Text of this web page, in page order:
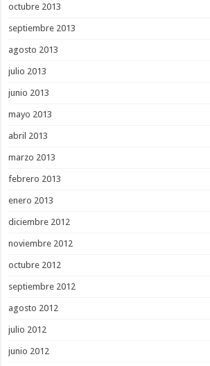
octubre 2013
septiembre 2013
agosto 2013
julio 2013
junio 2013
mayo 2013
abril 2013
marzo 2013
febrero 2013
enero 2013
diciembre 2012
noviembre 2012
octubre 2012
septiembre 2012
agosto 2012
julio 2012
junio 2012